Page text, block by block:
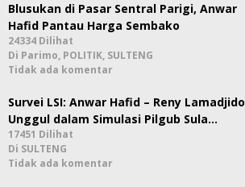
Blusukan di Pasar Sentral Parigi, Anwar
Hafid Pantau Harga Sembako
24334 Dilihat
Di Parimo, POLITIK, SULTENG
Tidak ada komentar
Survei LSI: Anwar Hafid – Reny Lamadjido
Unggul dalam Simulasi Pilgub Sula…
17451 Dilihat
Di SULTENG
Tidak ada komentar